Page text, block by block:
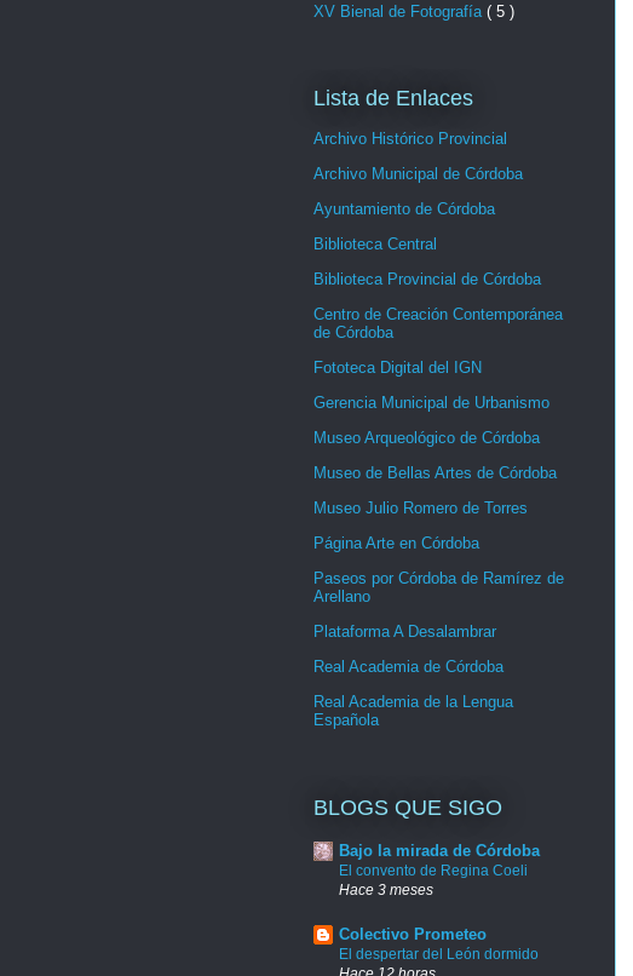
XV Bienal de Fotografía ( 5 )
Lista de Enlaces
Archivo Histórico Provincial
Archivo Municipal de Córdoba
Ayuntamiento de Córdoba
Biblioteca Central
Biblioteca Provincial de Córdoba
Centro de Creación Contemporánea
de Córdoba
Fototeca Digital del IGN
Gerencia Municipal de Urbanismo
Museo Arqueológico de Córdoba
Museo de Bellas Artes de Córdoba
Museo Julio Romero de Torres
Página Arte en Córdoba
Paseos por Córdoba de Ramírez de
Arellano
Plataforma A Desalambrar
Real Academia de Córdoba
Real Academia de la Lengua
Española
BLOGS QUE SIGO
Bajo la mirada de Córdoba
El convento de Regina Coeli
Hace 3 meses
Colectivo Prometeo
El despertar del León dormido